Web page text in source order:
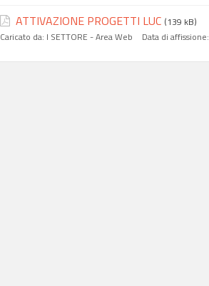
ATTIVAZIONE PROGETTI LUC (139 kB)
Caricato da: I SETTORE - Area Web Data di affissione: